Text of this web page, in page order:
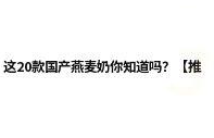
20款国产燕麦奶你知道吗？【推
3